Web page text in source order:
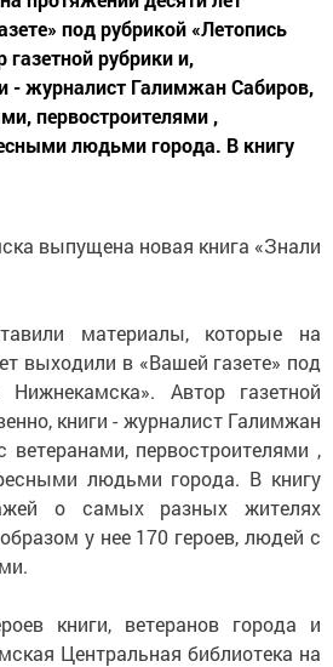
под рубрикой «Летопись
рубрики и,
- журналист Галимжан Сабиров,
первостроителями ,
людьми города. В книгу
выпущена новая книга «Знали
материалы, которые на
выходили в «Вашей газете» под
Нижнекамска». Автор газетной
книги - журналист Галимжан
ветеранами, первостроителями ,
людьми города. В книгу
о самых разных жителях
у нее 170 героев, людей с
книги, ветеранов города и
Центральная библиотека на